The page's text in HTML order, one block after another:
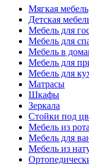
Мягкая мебель
Детская
Мебель для
Мебель для
Мебель в
Мебель для
Мебель для
Матрасы
Шкафы
Зеркала
Стойки под
Мебель из
Мебель для
Мебель из